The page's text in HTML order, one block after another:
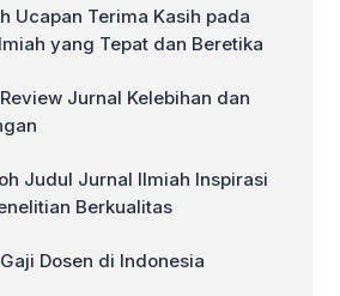
Itu Jenjang Jabatan Fungsional?
Secara […]
Ucapan Terima Kasih pada
yang Tepat dan Beretika
Jurnal Kelebihan dan
Judul Jurnal Ilmiah Inspirasi
Berkualitas
Dosen di Indonesia